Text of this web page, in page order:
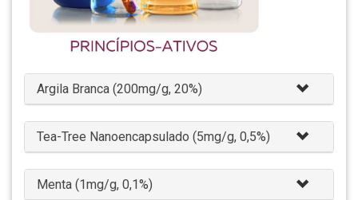
Argila Branca (200mg/g, 20%)
Tea-Tree Nanoencapsulado (5mg/g, 0,5%)
Menta (1mg/g, 0,1%)